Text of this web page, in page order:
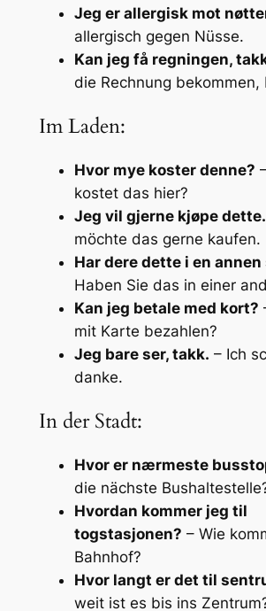
Jeg er allergisk mot
allergisch gegen Nüsse.
Kan jeg få regningen,
die Rechnung bekommen,
Im Laden:
Hvor mye koster denne?
kostet das hier?
Jeg vil gjerne kjøpe dette.
möchte das gerne kaufen.
Har dere dette i en
Haben Sie das in einer
Kan jeg betale med kort?
mit Karte bezahlen?
Jeg bare ser, takk. – Ich
danke.
In der Stadt:
Hvor er nærmeste
die nächste
Hvordan kommer jeg til
togstasjonen? – Wie
Bahnhof?
Hvor langt er det til
weit ist es bis ins